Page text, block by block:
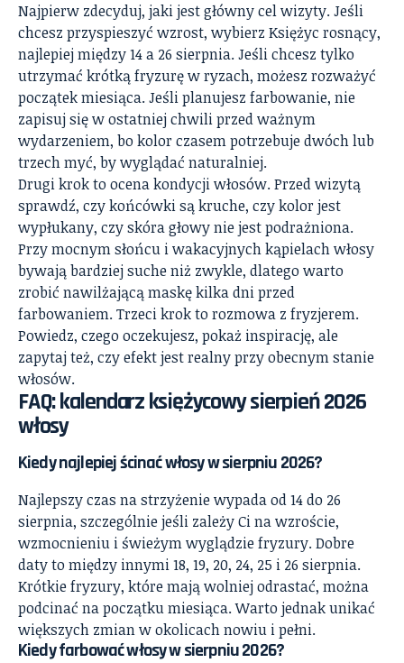
Najpierw zdecyduj, jaki jest główny cel wizyty. Jeśli
chcesz przyspieszyć wzrost, wybierz Księżyc rosnący,
najlepiej między 14 a 26 sierpnia. Jeśli chcesz tylko
utrzymać krótką fryzurę w ryzach, możesz rozważyć
początek miesiąca. Jeśli planujesz farbowanie, nie
zapisuj się w ostatniej chwili przed ważnym
wydarzeniem, bo kolor czasem potrzebuje dwóch lub
trzech myć, by wyglądać naturalniej.
Drugi krok to ocena kondycji włosów. Przed wizytą
sprawdź, czy końcówki są kruche, czy kolor jest
wypłukany, czy skóra głowy nie jest podrażniona.
Przy mocnym słońcu i wakacyjnych kąpielach włosy
bywają bardziej suche niż zwykle, dlatego warto
zrobić nawilżającą maskę kilka dni przed
farbowaniem. Trzeci krok to rozmowa z fryzjerem.
Powiedz, czego oczekujesz, pokaż inspirację, ale
zapytaj też, czy efekt jest realny przy obecnym stanie
włosów.
FAQ: kalendarz księżycowy sierpień 2026
włosy
Kiedy najlepiej ścinać włosy w sierpniu 2026?
Najlepszy czas na strzyżenie wypada od 14 do 26
sierpnia, szczególnie jeśli zależy Ci na wzroście,
wzmocnieniu i świeżym wyglądzie fryzury. Dobre
daty to między innymi 18, 19, 20, 24, 25 i 26 sierpnia.
Krótkie fryzury, które mają wolniej odrastać, można
podcinać na początku miesiąca. Warto jednak unikać
większych zmian w okolicach nowiu i pełni.
Kiedy farbować włosy w sierpniu 2026?